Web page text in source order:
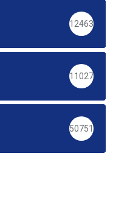
12463
11027
50751